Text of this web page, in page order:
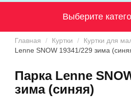
Выберите
Главная Куртки Куртки для
Lenne SNOW 19341/229 зима
Парка Lenne
зима (синяя)